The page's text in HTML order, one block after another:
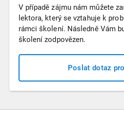
V případě zájmu nám můžete
lektora, který se vztahuje k
rámci školení. Následně Vám
školení zodpovězen.
Poslat dotaz